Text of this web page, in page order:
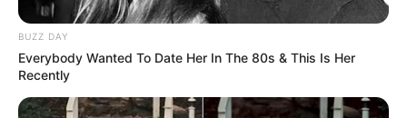
BUZZ DAY
Everybody Wanted To Date Her In The 80s & This Is Her
Recently